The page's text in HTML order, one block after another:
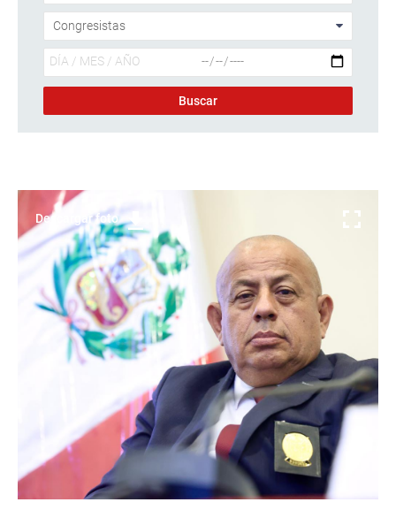
Descargar foto